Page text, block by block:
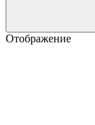
Отображение